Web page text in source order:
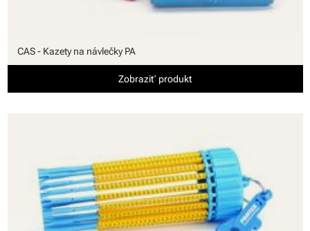
CAS - Kazety na návlečky PA
Zobraziť produkt